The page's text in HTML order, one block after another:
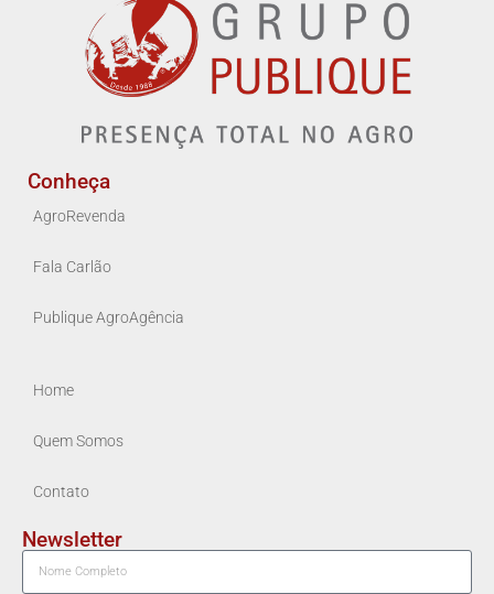
Conheça
AgroRevenda
Fala Carlão
Publique AgroAgência
Home
Quem Somos
Contato
Newsletter